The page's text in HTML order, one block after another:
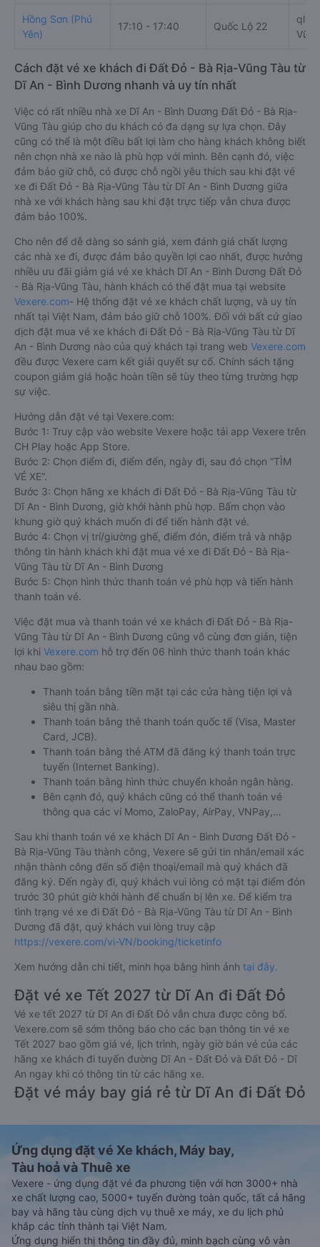
Hồng Sơn (Phú
Yên)
17:10 - 17:40 Quốc Lộ 22
Cách đặt vé xe khách đi Đất Đỏ - Bà Rịa-Vũng Tàu từ
Dĩ An - Bình Dương nhanh và uy tín nhất
Việc có rất nhiều nhà xe Dĩ An - Bình Dương Đất Đỏ - Bà Rịa-
Vũng Tàu giúp cho du khách có đa dạng sự lựa chọn. Đây
cũng có thể là một điều bất lợi làm cho hàng khách không biết
nên chọn nhà xe nào là phù hợp với mình. Bên cạnh đó, việc
đảm bảo giữ chỗ, có được chỗ ngồi yêu thích sau khi đặt vé
xe đi Đất Đỏ - Bà Rịa-Vũng Tàu từ Dĩ An - Bình Dương giữa
nhà xe với khách hàng sau khi đặt trực tiếp vẫn chưa được
đảm bảo 100%.
Cho nên để dễ dàng so sánh giá, xem đánh giá chất lượng
các nhà xe đi, được đảm bảo quyền lợi cao nhất, được hưởng
nhiều ưu đãi giảm giá vé xe khách Dĩ An - Bình Dương Đất Đỏ
- Bà Rịa-Vũng Tàu, hành khách có thể đặt mua tại website
Vexere.com- Hệ thống đặt vé xe khách chất lượng, và uy tín
nhất tại Việt Nam, đảm bảo giữ chỗ 100%. Đối với bất cứ giao
dịch đặt mua vé xe khách đi Đất Đỏ - Bà Rịa-Vũng Tàu từ Dĩ
An - Bình Dương nào của quý khách tại trang web Vexere.com
đều được Vexere cam kết giải quyết sự cố. Chính sách tặng
coupon giảm giá hoặc hoàn tiền sẽ tùy theo từng trường hợp
sự việc.
Hướng dẫn đặt vé tại Vexere.com:
Bước 1: Truy cập vào website Vexere hoặc tải app Vexere trên
CH Play hoặc App Store.
Bước 2: Chọn điểm đi, điểm đến, ngày đi, sau đó chọn “TÌM
VÉ XE”.
Bước 3: Chọn hãng xe khách đi Đất Đỏ - Bà Rịa-Vũng Tàu từ
Dĩ An - Bình Dương, giờ khởi hành phù hợp. Bấm chọn vào
khung giờ quý khách muốn đi để tiến hành đặt vé.
Bước 4: Chọn vị trí/giường ghế, điểm đón, điểm trả và nhập
thông tin hành khách khi đặt mua vé xe đi Đất Đỏ - Bà Rịa-
Vũng Tàu từ Dĩ An - Bình Dương
Bước 5: Chọn hình thức thanh toán vé phù hợp và tiến hành
thanh toán vé.
Việc đặt mua và thanh toán vé xe khách đi Đất Đỏ - Bà Rịa-
Vũng Tàu từ Dĩ An - Bình Dương cũng vô cùng đơn giản, tiện
lợi khi Vexere.com hỗ trợ đến 06 hình thức thanh toán khác
nhau bao gồm:
Thanh toán bằng tiền mặt tại các cửa hàng tiện lợi và
siêu thị gần nhà.
Thanh toán bằng thẻ thanh toán quốc tế (Visa, Master
Card, JCB).
Thanh toán bằng thẻ ATM đã đăng ký thanh toán trực
tuyến (Internet Banking).
Thanh toán bằng hình thức chuyển khoản ngân hàng.
Bên cạnh đó, quý khách cũng có thể thanh toán vé
thông qua các ví Momo, ZaloPay, AirPay, VNPay,…
Sau khi thanh toán vé xe khách Dĩ An - Bình Dương Đất Đỏ -
Bà Rịa-Vũng Tàu thành công, Vexere sẽ gửi tin nhắn/email xác
nhận thành công đến số điện thoại/email mà quý khách đã
đăng ký. Đến ngày đi, quý khách vui lòng có mặt tại điểm đón
trước 30 phút giờ khởi hành để chuẩn bị lên xe. Để kiểm tra
tình trạng vé xe đi Đất Đỏ - Bà Rịa-Vũng Tàu từ Dĩ An - Bình
Dương đã đặt, quý khách vui lòng truy cập
https://vexere.com/vi-VN/booking/ticketinfo
Xem hướng dẫn chi tiết, minh họa bằng hình ảnh tại đây.
Đặt vé xe Tết 2027 từ Dĩ An đi Đất Đỏ
Vé xe tết 2027 từ Dĩ An đi Đất Đỏ vẫn chưa được công bố.
Vexere.com sẽ sớm thông báo cho các bạn thông tin vé xe
Tết 2027 bao gồm giá vé, lịch trình, ngày giờ bán vé của các
hãng xe khách đi tuyến đường Dĩ An - Đất Đỏ và Đất Đỏ - Dĩ
An ngay khi có thông tin từ các hãng xe.
Đặt vé máy bay giá rẻ từ Dĩ An đi Đất Đỏ
Ứng dụng đặt vé Xe khách, Máy bay,
Tàu hoả và Thuê xe
Vexere - ứng dụng đặt vé đa phương tiện với hơn 3000+ nhà
xe chất lượng cao, 5000+ tuyến đường toàn quốc, tất cả hãng
bay và hãng tàu cùng dịch vụ thuê xe máy, xe du lịch phủ
khắp các tỉnh thành tại Việt Nam.
Ứng dụng hiển thị thông tin đầy đủ, minh bạch cùng vô vàn